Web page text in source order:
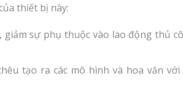
thiết bị này:
sự phụ thuộc vào lao động thủ
tạo ra các mô hình và hoa văn